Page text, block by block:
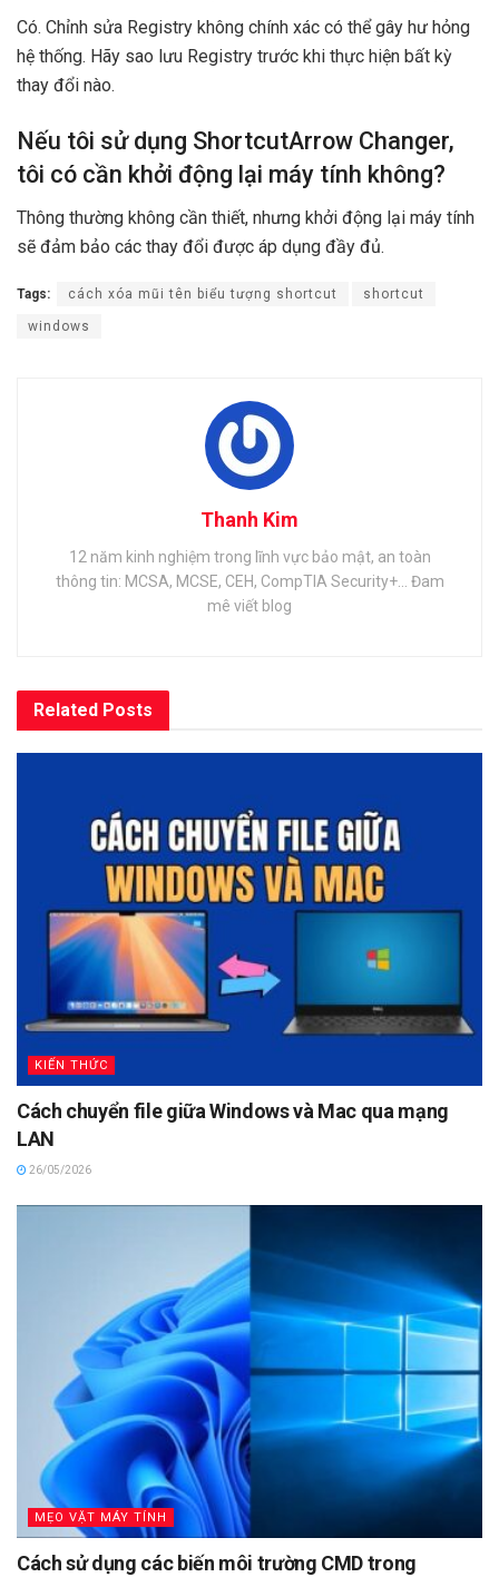
Có. Chỉnh sửa Registry không chính xác có thể gây hư hỏng
hệ thống. Hãy sao lưu Registry trước khi thực hiện bất kỳ
thay đổi nào.
Nếu tôi sử dụng ShortcutArrow Changer,
tôi có cần khởi động lại máy tính không?
Thông thường không cần thiết, nhưng khởi động lại máy tính
sẽ đảm bảo các thay đổi được áp dụng đầy đủ.
Tags: cách xóa mũi tên biểu tượng shortcut shortcut
windows
Thanh Kim
12 năm kinh nghiệm trong lĩnh vực bảo mật, an toàn
thông tin: MCSA, MCSE, CEH, CompTIA Security+... Đam
mê viết blog
Related Posts
KIẾN THỨC
Cách chuyển file giữa Windows và Mac qua mạng
LAN
26/05/2026
MẸO VẶT MÁY TÍNH
Cách sử dụng các biến môi trường CMD trong